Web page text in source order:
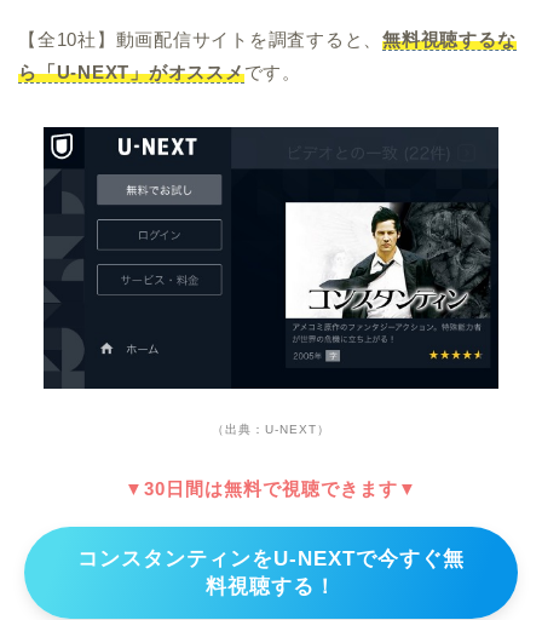
【全10社】動画配信サイトを調査すると、無料視聴するな
ら「U-NEXT」がオススメです。
（出典：U-NEXT）
▼30日間は無料で視聴できます▼
コンスタンティンをU-NEXTで今すぐ無
料視聴する！